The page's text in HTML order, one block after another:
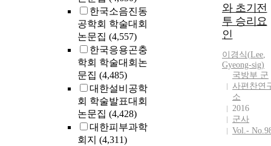
한국소음진동
공학회 학술대회
논문집 (4,557)
한국응용곤충
학회 학술대회논
문집 (4,485)
대한설비공학
회 학술발표대회
논문집 (4,428)
대한피부과학
회지 (4,311)
와 초기전
투 승리요
인
이경식(Lee,
Gyeong-sig)
국방부 군
사편찬연
소
2016
군사
Vol.-